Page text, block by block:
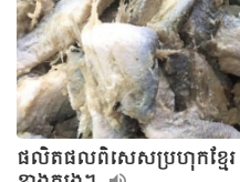
ផលិតផលពិសេសប្រហុកខ្មែ